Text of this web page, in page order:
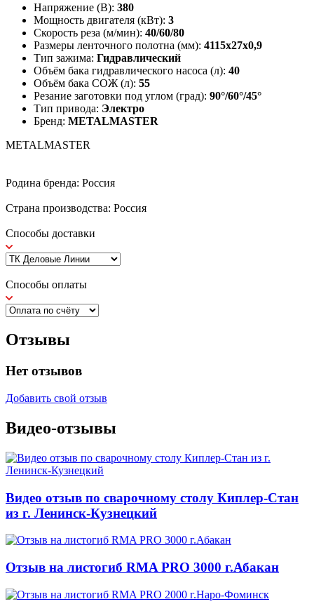
Напряжение (В): 380
Мощность двигателя (кВт): 3
Скорость реза (м/мин): 40/60/80
Размеры ленточного полотна (мм): 4115х27х0,9
Тип зажима: Гидравлический
Объём бака гидравлического насоса (л): 40
Объём бака СОЖ (л): 55
Резание заготовки под углом (град): 90°/60°/45°
Тип привода: Электро
Бренд: METALMASTER
METALMASTER
Родина бренда: Россия
Страна производства: Россия
Способы доставки
Способы оплаты
Отзывы
Нет отзывов
Добавить свой отзыв
Видео-отзывы
Видео отзыв по сварочному столу Киплер-Стан
из г. Ленинск-Кузнецкий
Отзыв на листогиб RMA PRO 3000 г.Абакан